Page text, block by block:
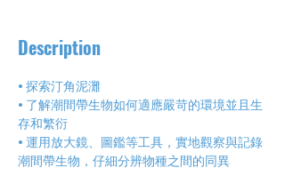
Description
• 探索汀角泥灘
• 了解潮間帶生物如何適應嚴苛的環境並且生
存和繁衍
• 運用放大鏡、圖鑑等工具，實地觀察與記錄
潮間帶生物，仔細分辨物種之間的同異